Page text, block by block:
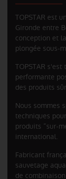
TOPSTAR est
Gironde entre
conception et
plongée sous-
TOPSTAR
performante
des produits
Nous sommes
techniques
produits “sur-
international.
Fabricant
sauvetage
de